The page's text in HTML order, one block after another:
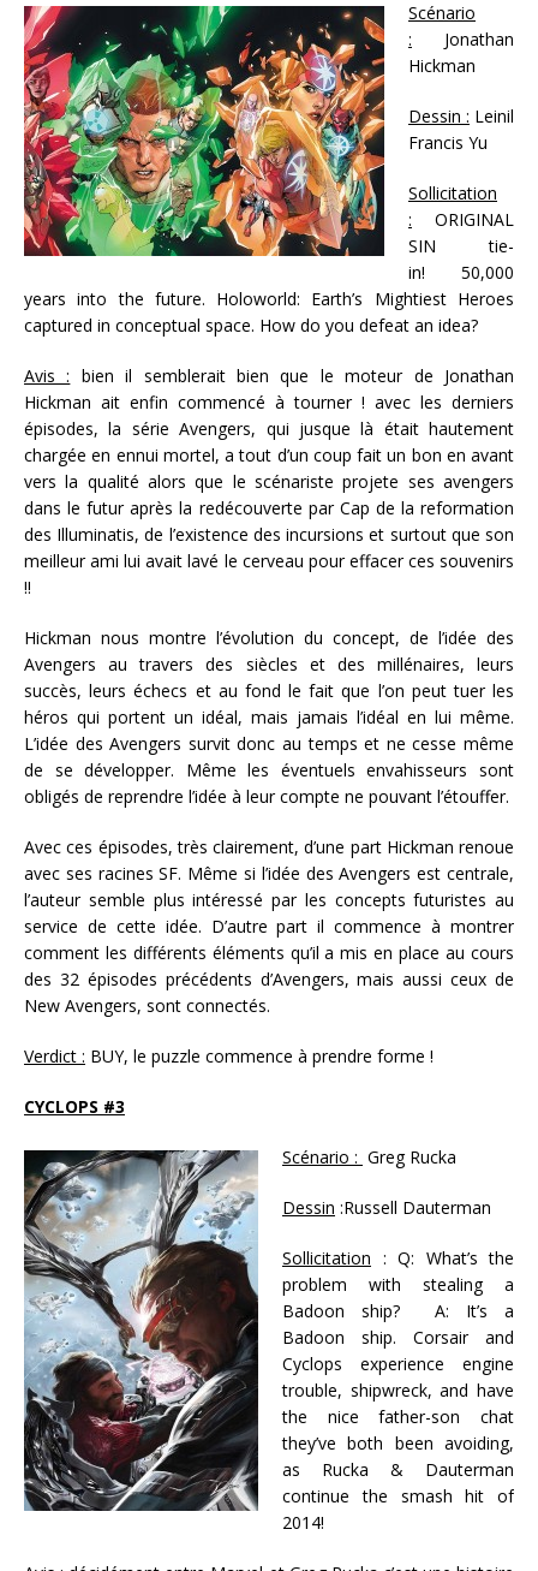
Scénario
: Jonathan
Hickman
Dessin : Leinil
Francis Yu
Sollicitation
: ORIGINAL
SIN tie-
in! 50,000
years into the future. Holoworld: Earth’s Mightiest Heroes
captured in conceptual space. How do you defeat an idea?
Avis : bien il semblerait bien que le moteur de Jonathan
Hickman ait enfin commencé à tourner ! avec les derniers
épisodes, la série Avengers, qui jusque là était hautement
chargée en ennui mortel, a tout d’un coup fait un bon en avant
vers la qualité alors que le scénariste projete ses avengers
dans le futur après la redécouverte par Cap de la reformation
des Illuminatis, de l’existence des incursions et surtout que son
meilleur ami lui avait lavé le cerveau pour effacer ces souvenirs
!!
Hickman nous montre l’évolution du concept, de l’idée des
Avengers au travers des siècles et des millénaires, leurs
succès, leurs échecs et au fond le fait que l’on peut tuer les
héros qui portent un idéal, mais jamais l’idéal en lui même.
L’idée des Avengers survit donc au temps et ne cesse même
de se développer. Même les éventuels envahisseurs sont
obligés de reprendre l’idée à leur compte ne pouvant l’étouffer.
Avec ces épisodes, très clairement, d’une part Hickman renoue
avec ses racines SF. Même si l’idée des Avengers est centrale,
l’auteur semble plus intéressé par les concepts futuristes au
service de cette idée. D’autre part il commence à montrer
comment les différents éléments qu’il a mis en place au cours
des 32 épisodes précédents d’Avengers, mais aussi ceux de
New Avengers, sont connectés.
Verdict : BUY, le puzzle commence à prendre forme !
CYCLOPS #3
Scénario : Greg Rucka
Dessin :Russell Dauterman
Sollicitation : Q: What’s the
problem with stealing a
Badoon ship? A: It’s a
Badoon ship. Corsair and
Cyclops experience engine
trouble, shipwreck, and have
the nice father-son chat
they’ve both been avoiding,
as Rucka & Dauterman
continue the smash hit of
2014!